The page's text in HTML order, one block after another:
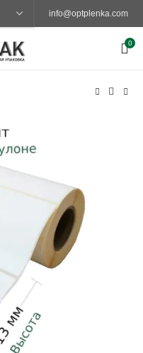
info@optplenka.com
0